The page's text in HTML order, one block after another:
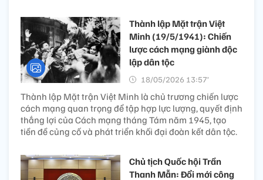
Thành lập Mặt trận Việt
Minh (19/5/1941): Chiến
lược cách mạng giành độc
lập dân tộc
18/05/2026 13:57’
Thành lập Mặt trận Việt Minh là chủ trương chiến lược
cách mạng quan trọng để tập hợp lực lượng, quyết định
thắng lợi của Cách mạng tháng Tám năm 1945, tạo
tiền đề củng cố và phát triển khối đại đoàn kết dân tộc.
Chủ tịch Quốc hội Trần
Thanh Mẫn: Đổi mới công